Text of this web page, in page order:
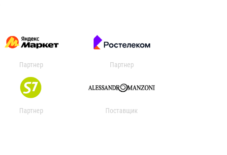
Партнер Партнер
Партнер Поставщик